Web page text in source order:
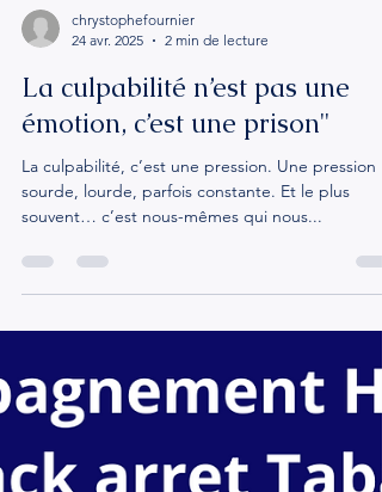
chrystophefournier
24 avr. 2025
2 min de lecture
La culpabilité n’est pas une
émotion, c’est une prison"
La culpabilité, c’est une pression. Une pression
souvent… c’est nous-mêmes qui nous...